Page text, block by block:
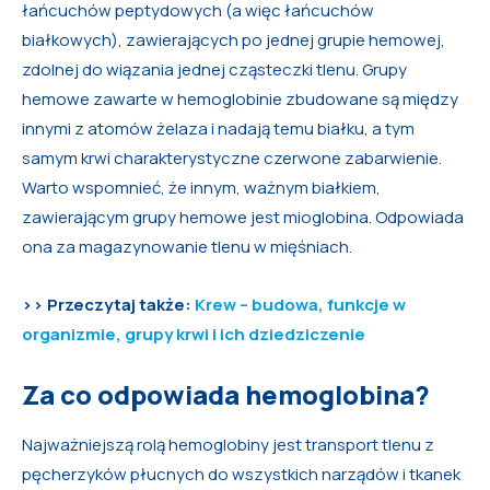
łańcuchów peptydowych (a więc łańcuchów
białkowych), zawierających po jednej grupie hemowej,
zdolnej do wiązania jednej cząsteczki tlenu. Grupy
hemowe zawarte w hemoglobinie zbudowane są między
innymi z atomów żelaza i nadają temu białku, a tym
samym krwi charakterystyczne czerwone zabarwienie.
Warto wspomnieć, że innym, ważnym białkiem,
zawierającym grupy hemowe jest mioglobina. Odpowiada
ona za magazynowanie tlenu w mięśniach.
>> Przeczytaj także: Krew – budowa, funkcje w
organizmie, grupy krwi i ich dziedziczenie
Za co odpowiada hemoglobina?
Najważniejszą rolą hemoglobiny jest transport tlenu z
pęcherzyków płucnych do wszystkich narządów i tkanek